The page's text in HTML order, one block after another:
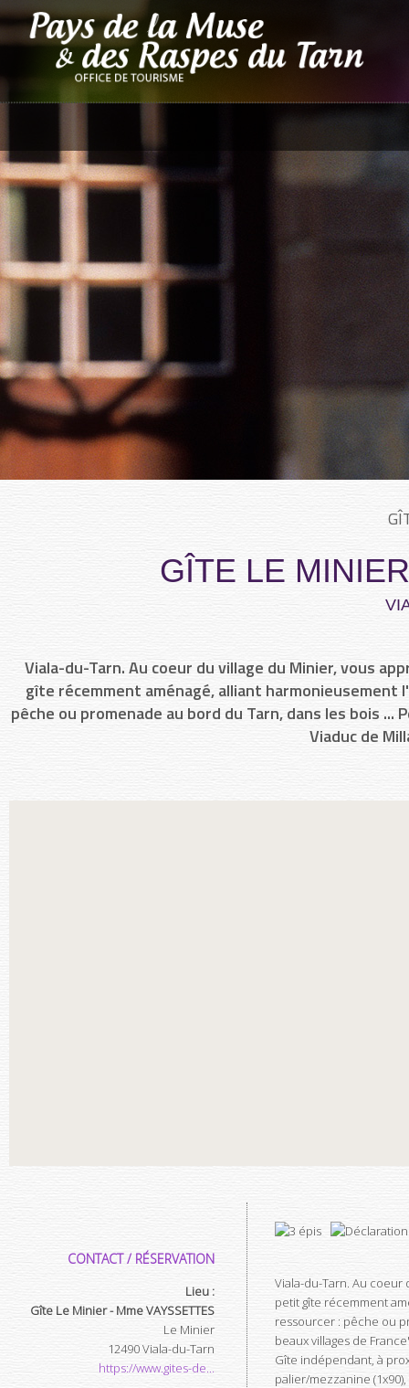
GÎTE LE
Viala-du-Tarn. Au coeur du village du Minier, vous
gîte récemment aménagé, alliant harmonieusement
pêche ou promenade au bord du Tarn, dans les bois ...
Viaduc de
CONTACT / RÉSERVATION
Lieu :
Gîte Le Minier - Mme VAYSSETTES
Le Minier
12490Viala-du-Tarn
https://www.gites-de...
Viala-du-Tarn. Au
petit gîte récemment
ressourcer : pêche ou
beaux villages de
Gîte indépendant, à
palier/mezzanine